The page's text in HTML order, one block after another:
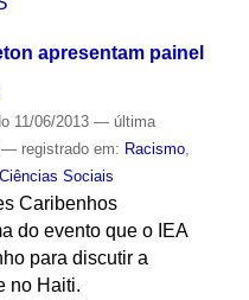
apresentam painel
11/06/2013 — última
— registrado em: Racismo,
Ciências Sociais
Caribenhos
do evento que o IEA
para discutir a
no Haiti.